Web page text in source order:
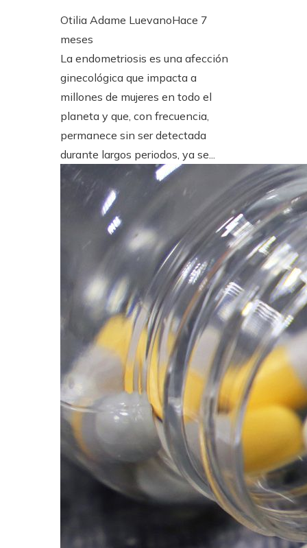
Otilia Adame LuevanoHace 7
meses
La endometriosis es una afección
ginecológica que impacta a
millones de mujeres en todo el
planeta y que, con frecuencia,
permanece sin ser detectada
durante largos periodos, ya se...